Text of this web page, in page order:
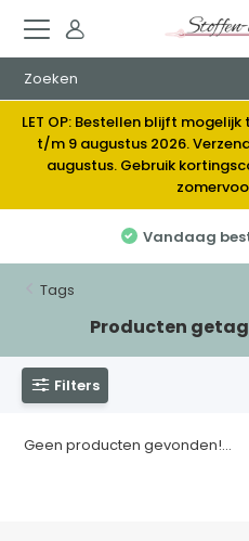
LET OP: Bestellen blijft
t/m 9 augustus 2026.
augustus. Gebruik
Vandaag
Tags
Producten
Filters
Geen producten gevonden!...